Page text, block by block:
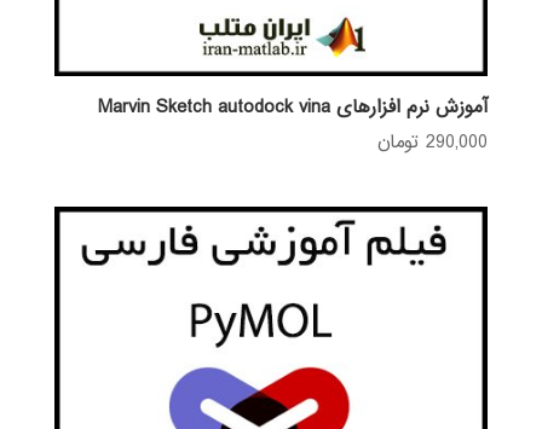
آموزش نرم افزارهای Marvin Sketch autodock vina
290,000 تومان